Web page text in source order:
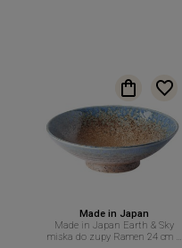
Made in Japan
Made in Japan Earth & Sky
miska do zupy Ramen 24 cm –